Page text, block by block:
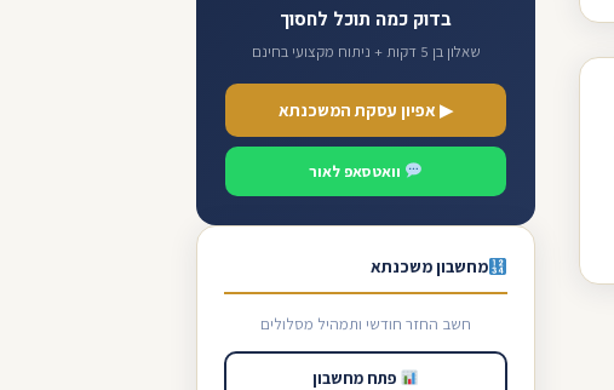
בדוק כמה תוכל לחסוך
שאלון בן 5 דקות + ניתוח מקצועי בחינם
▶ אפיון עסקת המשכנתא
וואטסאפ לאור
מחשבון משכנתא
חשב החזר חודשי ותמהיל מסלולים
פתח מחשבון